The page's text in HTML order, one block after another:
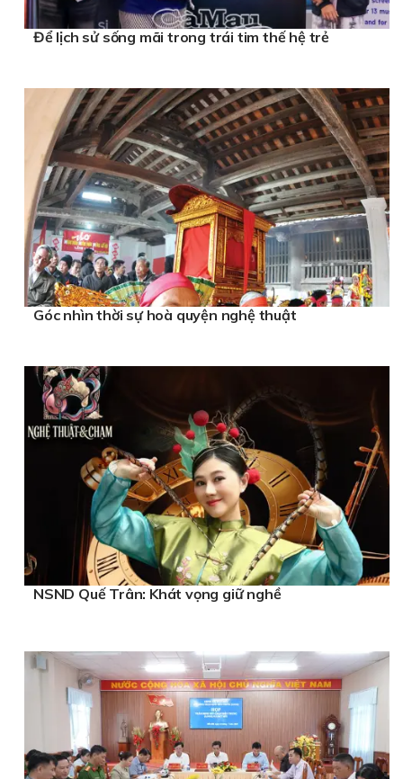
Để lịch sử sống mãi trong trái tim thế hệ trẻ
Góc nhìn thời sự hoà quyện nghệ thuật
NSND Quế Trân: Khát vọng giữ nghề